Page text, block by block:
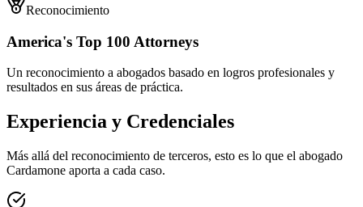
Reconocimiento
America's Top 100 Attorneys
Un reconocimiento a abogados basado en logros profesionales y
resultados en sus áreas de práctica.
Experiencia y Credenciales
Más allá del reconocimiento de terceros, esto es lo que el abogado
Cardamone aporta a cada caso.